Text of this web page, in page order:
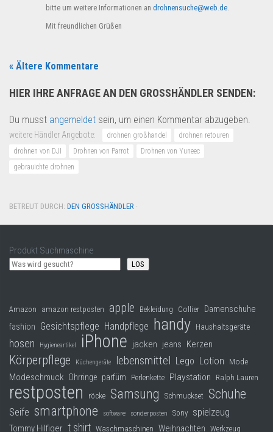
bitte um weitere Informationen an drohnensuche@web.de.
Mit freundlichen Grüßen
« Ältere Kommentare
HIER IHRE ANFRAGE AN DEN GROSSHÄNDLER SENDEN:
Du musst angemeldet sein, um einen Kommentar abzugeben.
weitere Händler Angebote: drohnen großhandel
drohnen retouren
drohnen von DJI
Drohnen von Parrot
Drohnen von Yuneec
gebrauichte drohnen
BETREUT DURCH: DEN GROSSHÄNDLER ·
Produkt Suchmaschine
LOS
Amazon amazon restposten apple Bekleidung Collier Damenschuhe
fashion Gesichtspflege Handpflege handy Haushaltsgeräte
hosen Hygieneartikel iPhone jacken jeans Kerzen
Körperpflege Küchengeräte lebensmittel Lego Lotion Mode
Modeschmuck Ohrringe parfüm Perlenkette Playstation Ralph Lauren
restposten röcke Samsung Schmuckset Schuhe
Seife smartphone software sonderposten Sony spielzeug
Tommy Hilfiger t shirt Waschmaschinen Weihnachten Werkzeug